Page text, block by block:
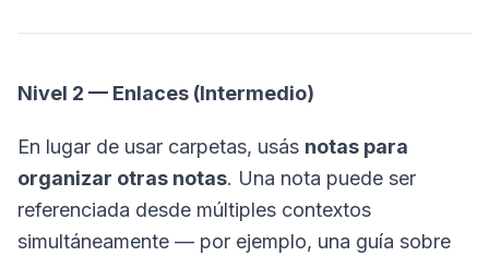
Nivel 2 — Enlaces (Intermedio)
En lugar de usar carpetas, usás notas para
organizar otras notas. Una nota puede ser
referenciada desde múltiples contextos
simultáneamente — por ejemplo, una guía sobre